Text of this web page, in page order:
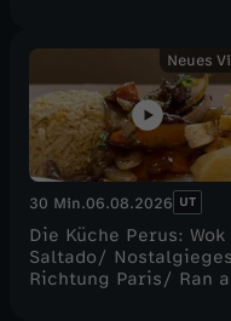
Neues
30 Min.06.08.2026 UT
Die Küche Perus:
Saltado/
Richtung Paris/ Ran